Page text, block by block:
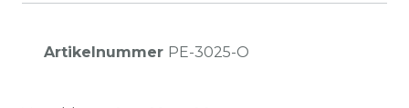
Artikelnummer PE-3025-O